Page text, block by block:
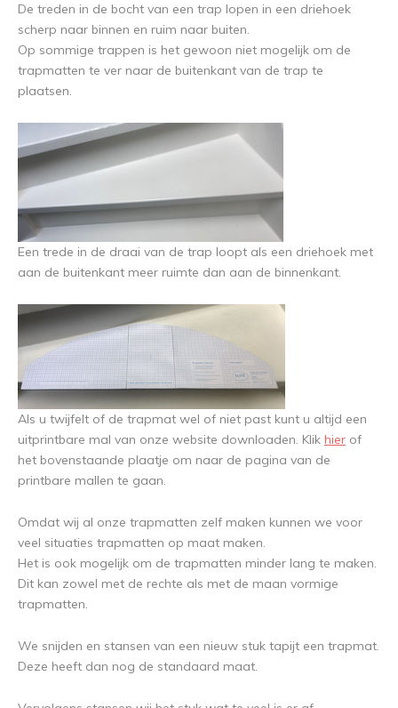
De treden in de bocht van een trap lopen in een driehoek
scherp naar binnen en ruim naar buiten.
Op sommige trappen is het gewoon niet mogelijk om de
trapmatten te ver naar de buitenkant van de trap te
plaatsen.
Een trede in de draai van de trap loopt als een driehoek met
aan de buitenkant meer ruimte dan aan de binnenkant.
Als u twijfelt of de trapmat wel of niet past kunt u altijd een
uitprintbare mal van onze website downloaden. Klik hier of
het bovenstaande plaatje om naar de pagina van de
printbare mallen te gaan.
Omdat wij al onze trapmatten zelf maken kunnen we voor
veel situaties trapmatten op maat maken.
Het is ook mogelijk om de trapmatten minder lang te maken.
Dit kan zowel met de rechte als met de maan vormige
trapmatten.
We snijden en stansen van een nieuw stuk tapijt een trapmat.
Deze heeft dan nog de standaard maat.